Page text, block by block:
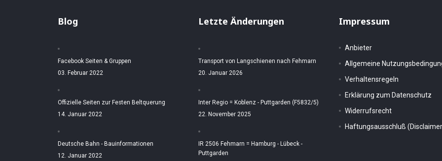
Blog
Facebook Seiten & Gruppen
03. Februar 2022
Offizielle Seiten zur Festen Beltquerung
14. Januar 2022
Deutsche Bahn - Bauinformationen
12. Januar 2022
Letzte Änderungen
Transport von Langschienen nach Fehmarn
20. Januar 2026
Inter Regio = Koblenz - Puttgarden (F5832/5)
22. November 2025
IR 2506 Fehmarn = Hamburg - Lübeck -
Puttgarden
Impressum
Anbieter
Allgemeine
Verhaltensregeln
Erklärung zum Datenschutz
Widerrufsrecht
Haftungsausschluß